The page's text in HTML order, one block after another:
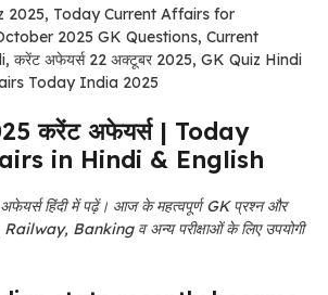
2025, Today Current Affairs for
2025 GK Questions, Current
करेंट अफेयर्स 22 अक्टूबर 2025, GK Quiz Hindi
Today India 2025
करेंट अफेयर्स | Today
in Hindi & English
हिंदी में पढ़ें। आज के महत्वपूर्ण GK प्रश्न और
Railway, Banking व अन्य परीक्षाओं के लिए उपयोगी